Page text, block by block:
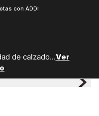
con ADDI
de calzado...Ver